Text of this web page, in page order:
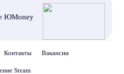
ЮMoney
Контакты Вакансии
Steam